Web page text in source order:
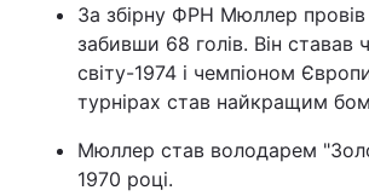
За збірну ФРН Мюллер провів
забивши 68 голів. Він ставав
світу-1974 і чемпіоном
турнірах став найкращим
Мюллер став володарем
1970 році.